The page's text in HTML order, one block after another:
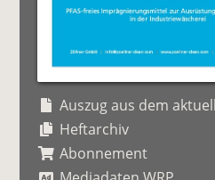
Auszug aus dem
Heftarchiv
Abonnement